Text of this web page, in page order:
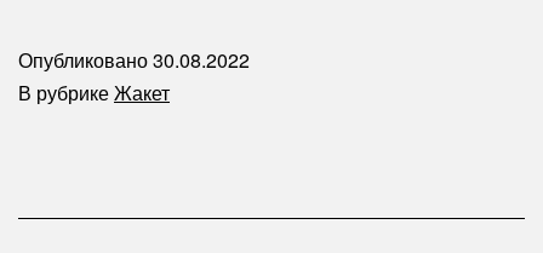
Опубликовано30.08.2022
В рубрикеЖакет